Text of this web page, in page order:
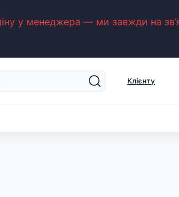
у менеджера — ми завжди на
Клієнту